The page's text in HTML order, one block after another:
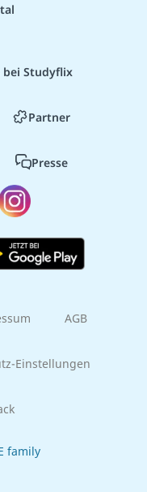
bei Studyflix
Partner
Presse
AGB
Einstellungen
family